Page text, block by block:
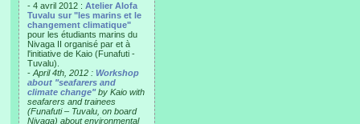
- 4 avril 2012 : Atelier Alofa
Tuvalu sur "les marins et le
changement climatique"
pour les étudiants marins du
Nivaga II organisé par et à
l'initiative de Kaio (Funafuti -
Tuvalu).
- April 4th, 2012 : Workshop
about "seafarers and
climate change"by Kaio with
seafarers and trainees
(Funafuti – Tuvalu, on board
Nivaga) about environmental